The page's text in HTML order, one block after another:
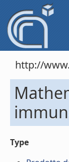
http://
Type